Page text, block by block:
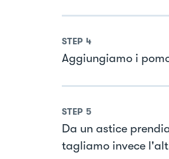
STEP 4
Aggiungiamo i
STEP 5
Da un astice
tagliamo invece